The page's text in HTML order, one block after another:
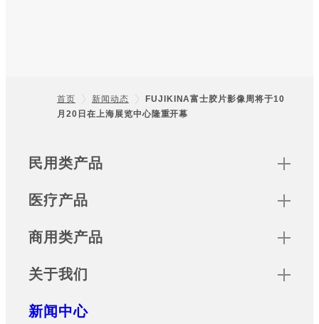
Footer
首页 新闻动态
FUJIKINA富士胶片影像周将于10
月20日在上海展览中心隆重开幕
Sitemap
民用类产品
医疗产品
商用类产品
关于我们
新闻中心